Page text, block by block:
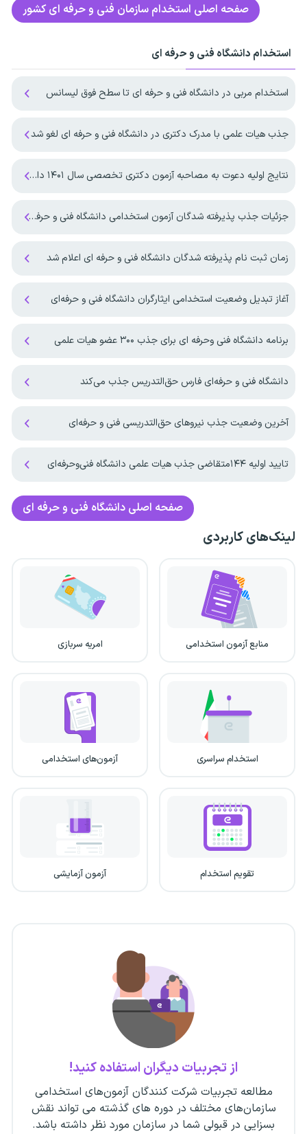
صفحه اصلی استخدام سازمان فنی و حرفه ای کشور
استخدام دانشگاه فنی و حرفه ای
استخدام مربی در دانشگاه فنی و حرفه ای تا سطح فوق لیسانس
جذب هیات علمی با مدرک دکتری در دانشگاه فنی و حرفه ای لغو شد
نتایج اولیه دعوت به مصاحبه آزمون دکتری تخصصی سال ۱۴۰۱ دانشگاه آزاد اسلامی اعلام شد.
جزئیات جذب پذیرفته شدگان آزمون استخدامی دانشگاه فنی و حرفه ای
زمان ثبت نام پذیرفته شدگان دانشگاه فنی و حرفه ای اعلام شد
آغاز تبدیل وضعیت استخدامی ایثارگران دانشگاه فنی و حرفه‌ای
برنامه دانشگاه فنی وحرفه ای برای جذب ۳۰۰ عضو هیات علمی
دانشگاه فنی و حرفه‌ای فارس حق‌التدریس جذب می‌کند
آخرین وضعیت جذب نیروهای حق‌التدریسی فنی و حرفه‌ای
تایید اولیه ۱۴۴متقاضی جذب هیات علمی دانشگاه فنی‌وحرفه‌ای
صفحه اصلی دانشگاه فنی و حرفه ای
لینک‌های کاربردی
منابع آزمون استخدامی امریه سربازی
استخدام سراسری آزمون‌های استخدامی
تقویم استخدام آزمون آزمایشی
از تجربیات دیگران استفاده کنید!
مطالعه تجربیات شرکت کنندگان آزمون‌های استخدامی
سازمان‌های مختلف در دوره های گذشته می تواند نقش
بسزایی در قبولی شما در سازمان مورد نظر داشته باشد.